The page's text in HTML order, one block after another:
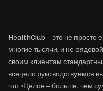
HealthClub – это не просто
многие тысячи, и не
своим клиентам
всецело руководствуемся
что «Целое – больше, чем